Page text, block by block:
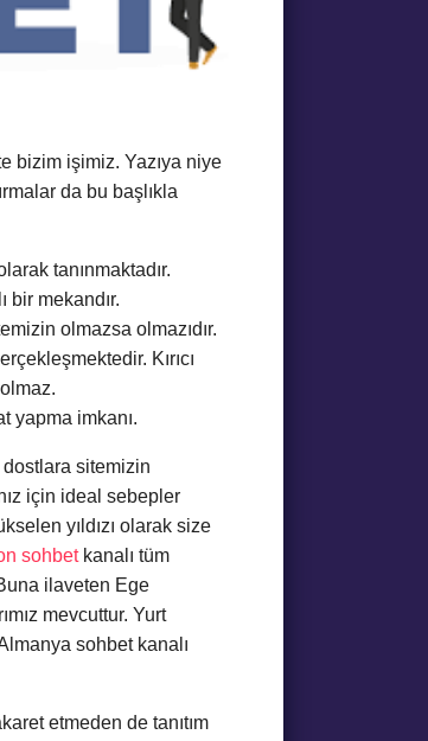
bizim işimiz. Yazıya niye
da bu başlıkla
tanınmaktadır.
bir mekandır.
olmazsa olmazıdır.
Kırıcı
yapma imkanı.
sitemizin
için ideal sebepler
yıldızı olarak size
sohbetkanalı tüm
ilaveten Ege
mevcuttur. Yurt
sohbet kanalı
etmeden de tanıtım